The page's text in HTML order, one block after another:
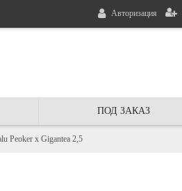
Авторизация
ПОД ЗАКАЗ
Peoker x Gigantea 2,5